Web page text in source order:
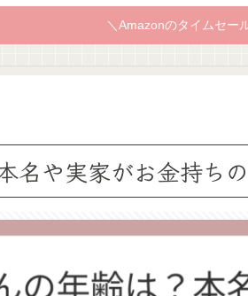
＼Amazonのタイムセー
名や実家がお金持ち